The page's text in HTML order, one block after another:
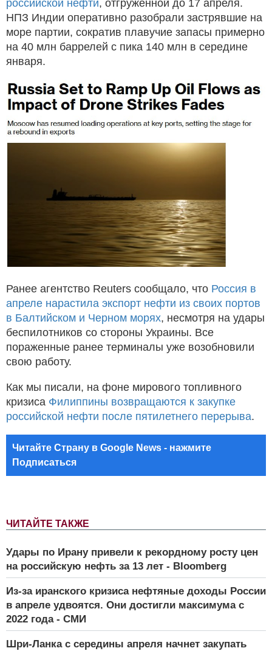
ЧИТАЙТЕ ТАКЖЕ
Удары по Ирану привели к рекордному росту цен
на российскую нефть за 13 лет - Bloomberg
Из-за иранского кризиса нефтяные доходы России
в апреле удвоятся. Они достигли максимума с
2022 года - СМИ
Шри-Ланка с середины апреля начнет закупать
российской нефти, отгруженной до 17 апреля.
НПЗ Индии оперативно разобрали застрявшие на
море партии, сократив плавучие запасы примерно
на 40 млн баррелей с пика 140 млн в середине
января.
Ранее агентство Reuters сообщало, что Россия в
апреле нарастила экспорт нефти из своих портов
в Балтийском и Черном морях, несмотря на удары
беспилотников со стороны Украины. Все
пораженные ранее терминалы уже возобновили
свою работу.
Как мы писали, на фоне мирового топливного
кризиса Филиппины возвращаются к закупке
российской нефти после пятилетнего перерыва.
Читайте Страну в Google News - нажмите
Подписаться